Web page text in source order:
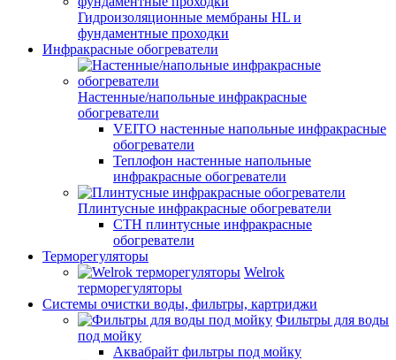
Гидроизоляционные мембраны HL и
фундаментные проходки
Инфракрасные обогреватели
Настенные/напольные инфракрасные
обогреватели
VEITO настенные напольные инфракрасные
обогреватели
Теплофон настенные напольные
инфракрасные обогреватели
Плинтусные инфракрасные обогреватели
СТН плинтусные инфракрасные
обогреватели
Терморегуляторы
Welrok
терморегуляторы
Системы очистки воды, фильтры, картриджи
Фильтры для воды
под мойку
Аквабрайт фильтры под мойку